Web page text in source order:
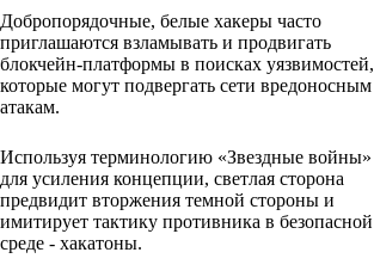
Добропорядочные, белые хакеры часто
приглашаются взламывать и продвигать
блокчейн-платформы в поисках уязвимостей,
которые могут подвергать сети вредоносным
атакам.
Используя терминологию «Звездные войны»
для усиления концепции, светлая сторона
предвидит вторжения темной стороны и
имитирует тактику противника в безопасной
среде - хакатоны.